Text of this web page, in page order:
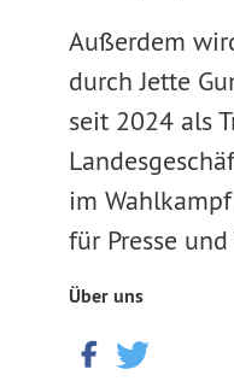
Außerdem
durch Jette
seit 2024 als
im
für Presse
Über uns